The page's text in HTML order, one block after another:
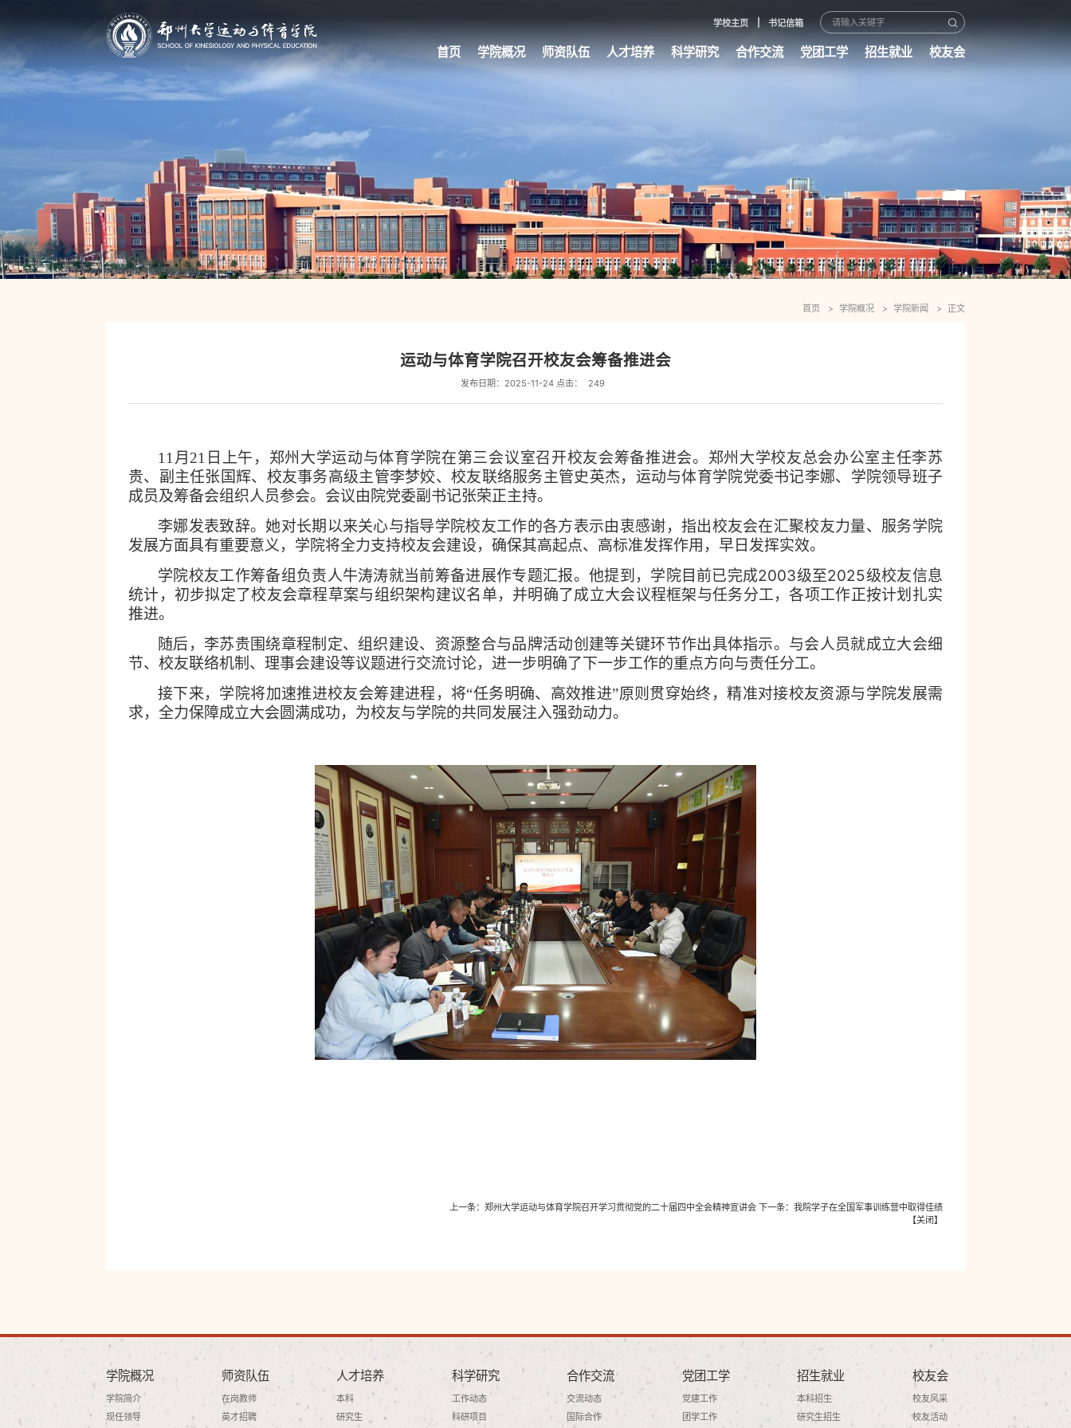
学校主页 书记信箱
首页 学院概况 师资队伍 人才培养 科学研究 合作交流 党团工学 招生就业 校友会
首页 学院概况 学院新闻 正文
运动与体育学院召开校友会筹备推进会
发布日期：2025-11-24 点击： 249
11 月 21 日上午，郑州大学运动与体育学院在第三会议室召开校友会筹备推进会。郑州大学校友总会办公室主任李苏
贵、副主任张国辉、校友事务高级主管李梦姣、校友联络服务主管史英杰，运动与体育学院党委书记李娜、学院领导班子
成员及筹备会组织人员参会。会议由院党委副书记张荣正主持。
李娜发表致辞。她对长期以来关心与指导学院校友工作的各方表示由衷感谢，指出校友会在汇聚校友力量、服务学院
发展方面具有重要意义，学院将全力支持校友会建设，确保其高起点、高标准发挥作用，早日发挥实效。
学院校友工作筹备组负责人牛涛涛就当前筹备进展作专题汇报。他提到，学院目前已完成2003级至2025级校友信息
统计，初步拟定了校友会章程草案与组织架构建议名单，并明确了成立大会议程框架与任务分工，各项工作正按计划扎实
推进。
随后，李苏贵围绕章程制定、组织建设、资源整合与品牌活动创建等关键环节作出具体指示。与会人员就成立大会细
节、校友联络机制、理事会建设等议题进行交流讨论，进一步明确了下一步工作的重点方向与责任分工。
接下来，学院将加速推进校友会筹建进程，将“任务明确、高效推进”原则贯穿始终，精准对接校友资源与学院发展需
求，全力保障成立大会圆满成功，为校友与学院的共同发展注入强劲动力。
上一条： 郑州大学运动与体育学院召开学习贯彻党的二十届四中全会精神宣讲会 下一条： 我院学子在全国军事训练营中取得佳绩
【关闭】
学院概况
学院简介
现任领导
师资队伍
在岗教师
英才招聘
人才培养
本科
研究生
科学研究
工作动态
科研项目
合作交流
交流动态
国际合作
党团工学
党建工作
团学工作
招生就业
本科招生
研究生招生
校友会
校友风采
校友活动